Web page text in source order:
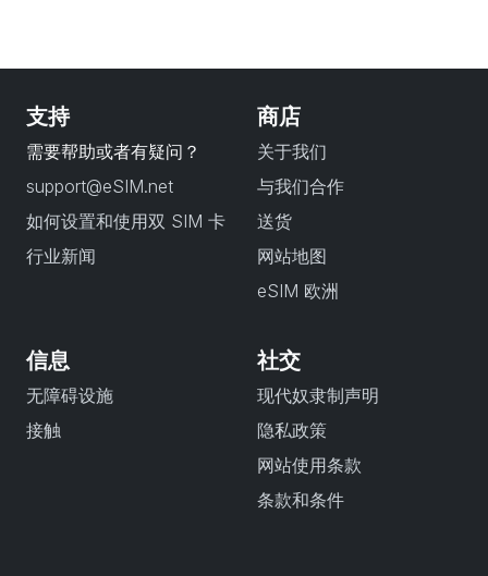
支持
需要帮助或者有疑问？
support@eSIM.net
如何设置和使用双 SIM 卡
行业新闻
商店
关于我们
与我们合作
送货
网站地图
eSIM 欧洲
信息
无障碍设施
接触
社交
现代奴隶制声明
隐私政策
网站使用条款
条款和条件